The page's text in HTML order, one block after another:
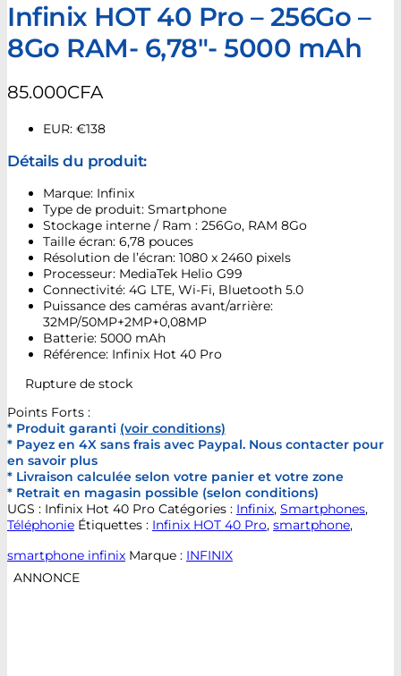
Infinix HOT 40 Pro – 256Go –
8Go RAM- 6,78″- 5000 mAh
85.000CFA
EUR: €138
Détails du produit:
Marque: Infinix
Type de produit: Smartphone
Stockage interne / Ram : 256Go, RAM 8Go
Taille écran: 6,78 pouces
Résolution de l’écran: 1080 x 2460 pixels
Processeur: MediaTek Helio G99
Connectivité: 4G LTE, Wi-Fi, Bluetooth 5.0
Puissance des caméras avant/arrière:
32MP/50MP+2MP+0,08MP
Batterie: 5000 mAh
Référence: Infinix Hot 40 Pro
Rupture de stock
Points Forts :
* Produit garanti (voir conditions)
* Payez en 4X sans frais avec Paypal. Nous contacter pour
en savoir plus
* Livraison calculée selon votre panier et votre zone
* Retrait en magasin possible (selon conditions)
UGS : Infinix Hot 40 Pro Catégories : Infinix, Smartphones,
Téléphonie Étiquettes : Infinix HOT 40 Pro, smartphone,
smartphone infinix Marque : INFINIX
ANNONCE